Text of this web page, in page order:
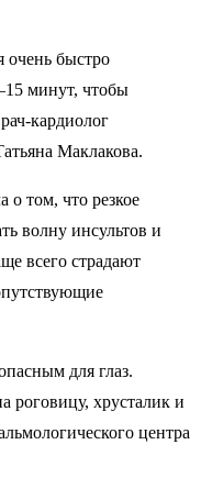
очень быстро
минут, чтобы
кардиолог
Маклакова.
о том, что резкое
волну инсультов и
всего страдают
для глаз.
роговицу, хрусталик и
центра